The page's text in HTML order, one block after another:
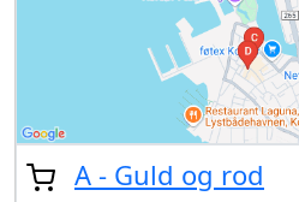
A - Guld og rod